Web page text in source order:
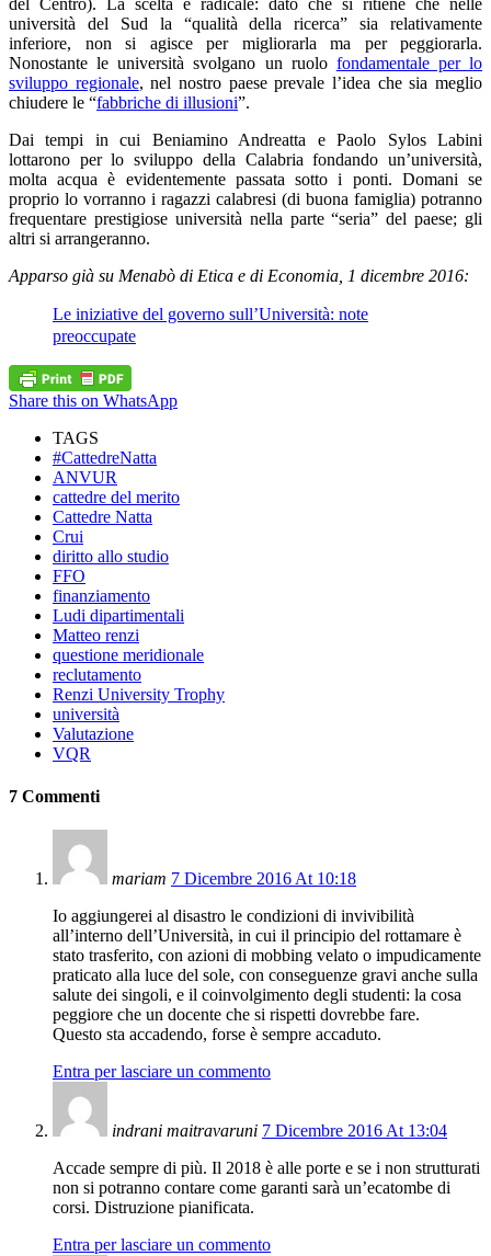
università del Sud la “qualità della ricerca” sia relativamente
inferiore, non si agisce per migliorarla ma per peggiorarla.
Nonostante le università svolgano un ruolo fondamentale per lo
sviluppo regionale, nel nostro paese prevale l’idea che sia meglio
chiudere le “fabbriche di illusioni”.
Dai tempi in cui Beniamino Andreatta e Paolo Sylos Labini
lottarono per lo sviluppo della Calabria fondando un’università,
molta acqua è evidentemente passata sotto i ponti. Domani se
proprio lo vorranno i ragazzi calabresi (di buona famiglia) potranno
frequentare prestigiose università nella parte “seria” del paese; gli
altri si arrangeranno.
Apparso già su Menabò di Etica e di Economia, 1 dicembre 2016:
Le iniziative del governo sull’Università: note
preoccupate
Share this on WhatsApp
TAGS
#CattedreNatta
ANVUR
cattedre del merito
Cattedre Natta
Crui
diritto allo studio
FFO
finanziamento
Ludi dipartimentali
Matteo renzi
questione meridionale
reclutamento
Renzi University Trophy
università
Valutazione
VQR
7 Commenti
mariam 7 Dicembre 2016 At 10:18
Io aggiungerei al disastro le condizioni di invivibilità
all’interno dell’Università, in cui il principio del rottamare è
stato trasferito, con azioni di mobbing velato o impudicamente
praticato alla luce del sole, con conseguenze gravi anche sulla
salute dei singoli, e il coinvolgimento degli studenti: la cosa
peggiore che un docente che si rispetti dovrebbe fare.
Questo sta accadendo, forse è sempre accaduto.
Entra per lasciare un commento
indrani maitravaruni 7 Dicembre 2016 At 13:04
Accade sempre di più. Il 2018 è alle porte e se i non strutturati
non si potranno contare come garanti sarà un’ecatombe di
corsi. Distruzione pianificata.
Entra per lasciare un commento